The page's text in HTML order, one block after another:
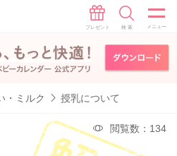
・ミルク 授乳について
閲覧数：134